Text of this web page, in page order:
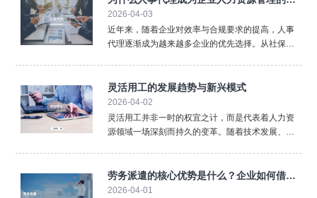
要选择？
2026-04-03
近年来，随着企业对效率与合规要求的提高，人事
代理逐渐成为越来越多企业的优先选择。从社保缴
求。尤其在多地用工、政策更新频繁、管理成本上
涨的背景下，人事代理
灵活用工的发展趋势与新兴模式
2026-04-02
灵活用工并非一时的权宜之计，而是代表着人力资
源领域一场深刻而持久的变革。随着技术发展、政
平台化是首要趋势。未来，灵活用工将更加依赖于
大数据、人工智能匹配
劳务派遣的核心优势是什么？企业如何借此
实现降本增效
2026-04-01